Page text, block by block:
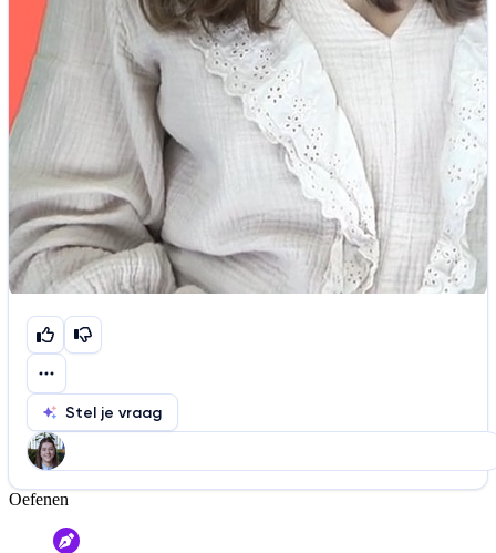
Stel je vraag
Help ons de video te verbeteren
De audio is slecht
Oefenen